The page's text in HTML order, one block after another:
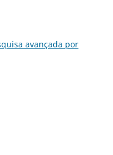
avançada por